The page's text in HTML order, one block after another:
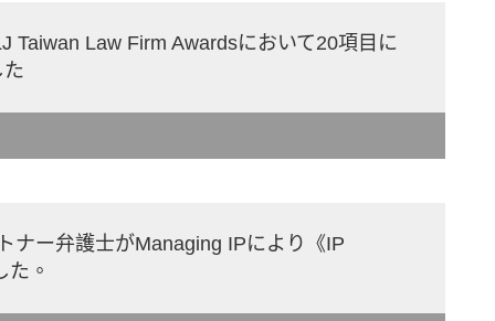
Taiwan Law Firm Awardsにおいて20項目に
ナー弁護士がManaging IPにより《IP
た。